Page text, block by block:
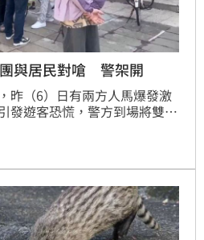
與居民對嗆 警架開
昨（6）日有兩方人馬爆發激
發遊客恐慌，警方到場將雙方
贊成開發，雙方人馬意見不